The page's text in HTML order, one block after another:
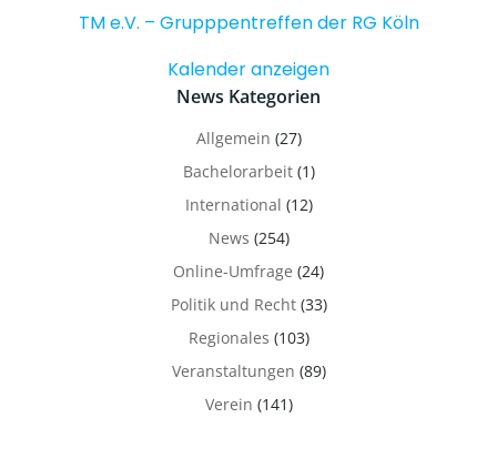
TM e.V. – Grupppentreffen der RG Köln
Kalender anzeigen
News Kategorien
Allgemein (27)
Bachelorarbeit(1)
International (12)
News (254)
Online-Umfrage (24)
Politik und Recht(33)
Regionales (103)
Veranstaltungen (89)
Verein (141)